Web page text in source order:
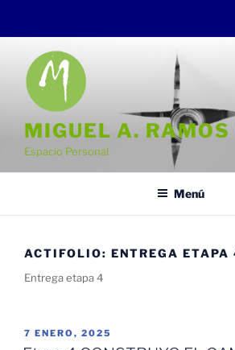
contenido
MIGUEL A. RAMOS
Espacio Personal
Menú
ACTIFOLIO: ENTREGA ETAPA
Entrega etapa 4
PUBLICADO
EL
7 ENERO, 2025